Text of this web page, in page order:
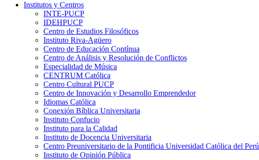
Institutos y Centros
INTE-PUCP
IDEHPUCP
Centro de Estudios Filosóficos
Instituto Riva-Agüero
Centro de Educación Contínua
Centro de Análisis y Resolución de Conflictos
Especialidad de Música
CENTRUM Católica
Centro Cultural PUCP
Centro de Innovación y Desarrollo Emprendedor
Idiomas Católica
Conexión Bíblica Universitaria
Instituto Confucio
Instituto para la Calidad
Instituto de Docencia Universitaria
Centro Preuniversitario de la Pontificia Universidad Católica del Perú
Instituto de Opinión Pública